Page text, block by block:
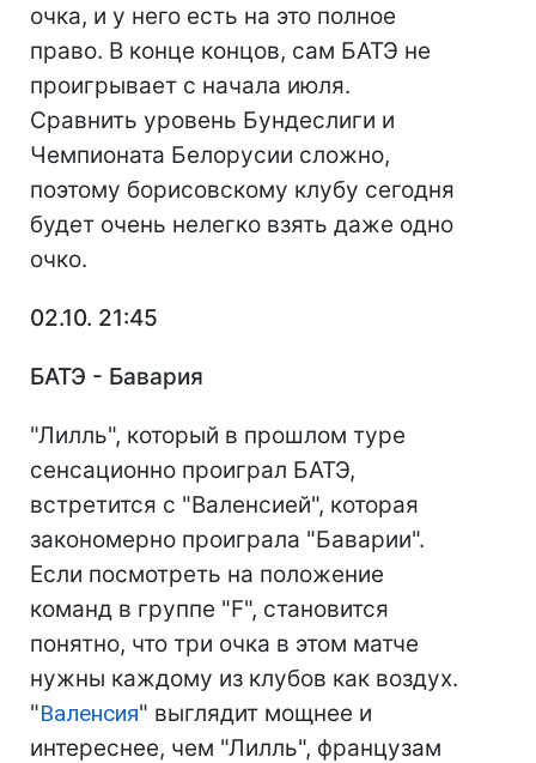
очка, и у него есть на это полное
право. В конце концов, сам БАТЭ не
проигрывает с начала июля.
Сравнить уровень Бундеслиги и
Чемпионата Белорусии сложно,
поэтому борисовскому клубу сегодня
будет очень нелегко взять даже одно
очко.
02.10. 21:45
БАТЭ - Бавария
"Лилль", который в прошлом туре
сенсационно проиграл БАТЭ,
встретится с "Валенсией", которая
закономерно проиграла "Баварии".
Если посмотреть на положение
команд в группе "F", становится
понятно, что три очка в этом матче
нужны каждому из клубов как воздух.
"Валенсия" выглядит мощнее и
интереснее, чем "Лилль", французам